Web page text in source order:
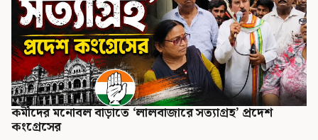
কর্মীদের মনোবল বাড়াতে ‘লালবাজারে সত্যাগ্রহ’ প্রদেশ
কংগ্রেসের